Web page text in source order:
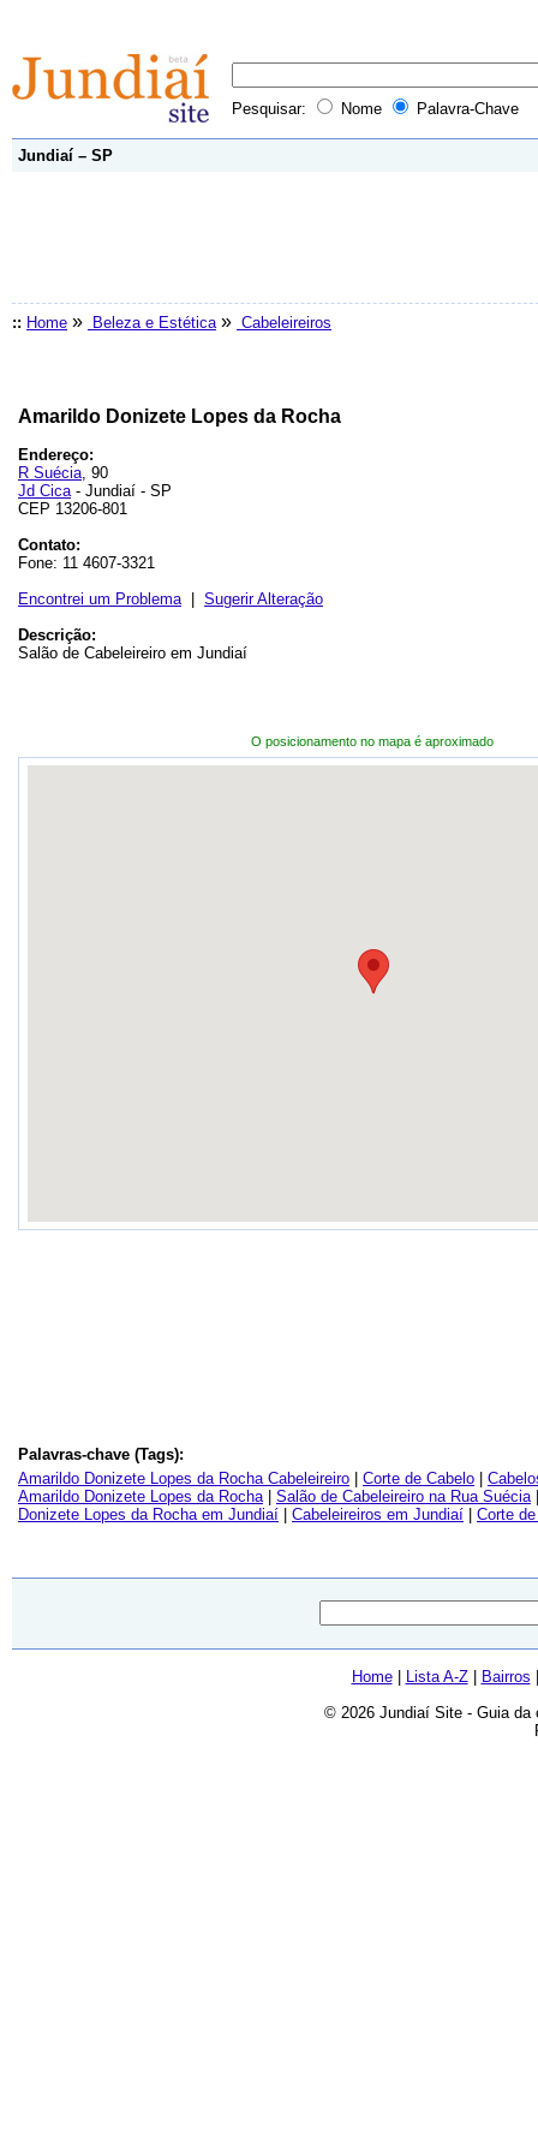
Pesquisar: Nome Palavra-Chave
Jundiaí – SP
:: Home » Beleza e Estética » Cabeleireiros
Amarildo Donizete Lopes da Rocha
Endereço:
R Suécia, 90
Jd Cica- Jundiaí - SP
CEP 13206-801
Contato:
Fone: 11 4607-3321
Encontrei um Problema| Sugerir Alteração
Descrição:
Salão de Cabeleireiro em Jundiaí
O posicionamento no mapa é aproximado
Palavras-chave (Tags):
Amarildo Donizete Lopes da Rocha Cabeleireiro
Corte de Cabelo
Amarildo Donizete Lopes da Rocha| Salão de Cabeleireiro na Rua Suécia
Donizete Lopes da Rocha em Jundiaí
Cabeleireiros em Jundiaí Corte
Home| Lista A-Z| Bairros
© 2026 Jundiaí Site - Guia